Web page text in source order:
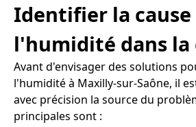
Identifier la cause
l'humidité dans la
Avant d'envisager des solutions
l'humidité à Maxilly-sur-Saône, il
avec précision la source du
principales sont :